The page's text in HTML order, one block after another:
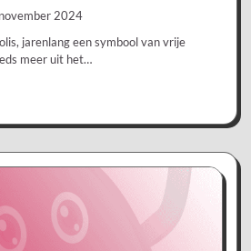
2024
jarenlang een symbool van vrije
meer uit het…